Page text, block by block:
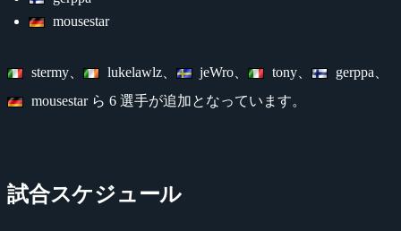
mousestar
stermy、 lukelawlz、 jeWro、 tony、
gerppa、
mousestar ら 6 選手が追加となっています。
試合スケジュール